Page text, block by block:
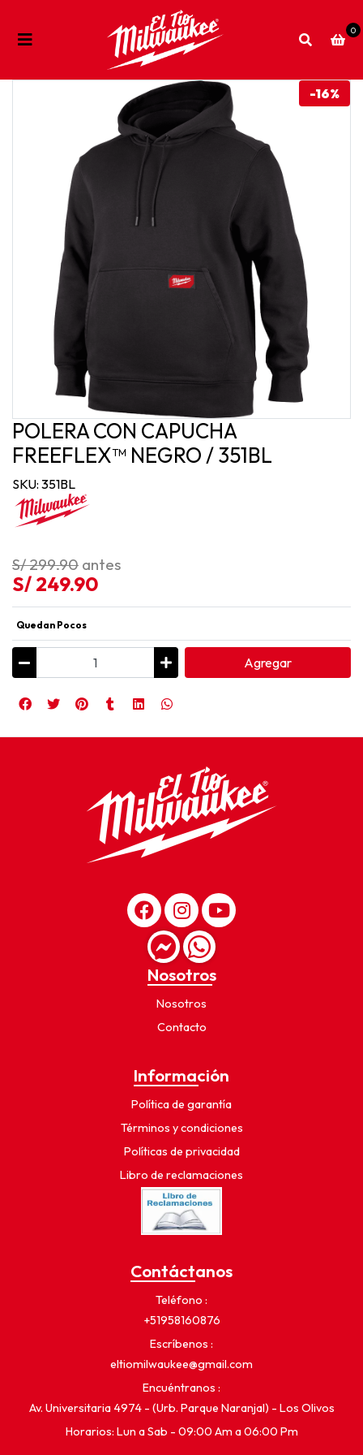
0
-16%
POLERA CON CAPUCHA
FREEFLEX™ NEGRO / 351BL
SKU: 351BL
S/ 299.90 antes
S/ 249.90
Quedan Pocos
Agregar
Nosotros
Nosotros
Contacto
Información
Política de garantía
Términos y condiciones
Políticas de privacidad
Libro de reclamaciones
Contáctanos
Teléfono
+51958160876
Escríbenos
eltiomilwaukee@gmail.com
Encuéntranos
Av. Universitaria 4974 - (Urb. Parque Naranjal) - Los Olivos
Horarios: Lun a Sab - 09:00 Am a 06:00 Pm